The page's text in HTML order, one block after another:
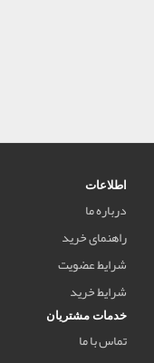
اطلاعات
درباره ما
راهنمای خرید
شرایط عضویت
شرایط خرید
خدمات مشتریان
تماس با ما